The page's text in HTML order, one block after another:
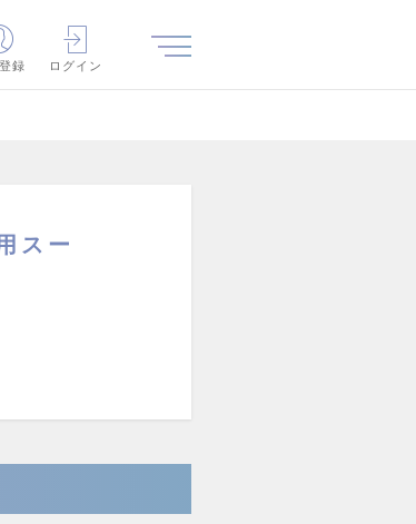
録 ログイン
スー